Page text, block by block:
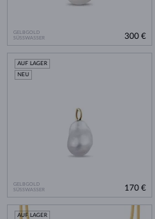
GELBGOLD
SÜSSWASSER
300 €
GELBGOLD
SÜSSWASSER
AUF LAGER
NEU
170 €
AUF LAGER